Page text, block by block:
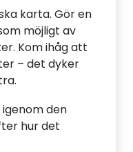
karta. Gör en
möjligt av
Kom ihåg att
– det dyker
den
hur det